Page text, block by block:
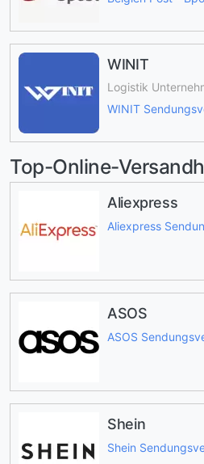
WINIT
Logistik
WINIT
Top-Online-
Aliexpress
Aliexpress
ASOS
ASOS
Shein
Shein